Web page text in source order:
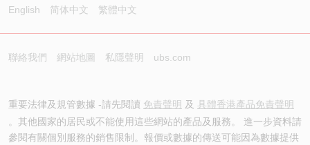
English 简体中文 繁體中文
聯絡我們 網站地圖 私隱聲明 ubs.com
重要法律及規管數據 -請先閱讀 免責聲明 及 具體香港產品免責聲明
。其他國家的居民或不能使用這些網站的產品及服務。 進一步資料請
參閱有關個別服務的銷售限制。報價或數據的傳送可能因為數據提供